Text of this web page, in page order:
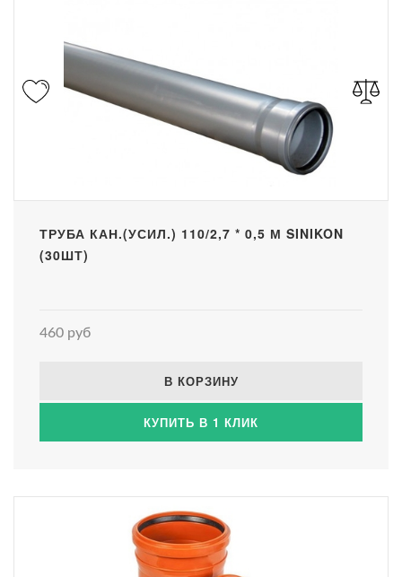
ТРУБА КАН.(УСИЛ.) 110/2,7 * 0,5 М SINIKON
(30ШТ)
460 руб
В КОРЗИНУ
КУПИТЬ В 1 КЛИК